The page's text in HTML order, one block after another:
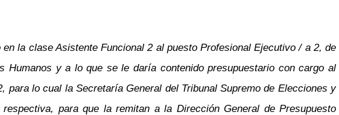
la clase Asistente Funcional 2 al puesto Profesional Ejecutivo / a 2, de
y a lo que se le daría contenido presupuestario con cargo al
para lo cual la Secretaría General del Tribunal Supremo de Elecciones y
para que la remitan a la Dirección General de Presupuesto